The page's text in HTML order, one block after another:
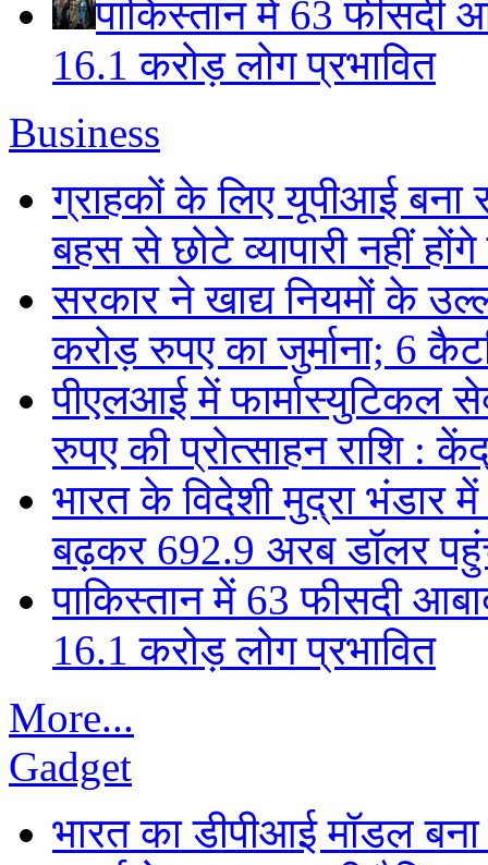
पाकिस्तान में 63 फीसदी
16.1 करोड़ लोग प्रभावित
Business
ग्राहकों के लिए यूपीआई
बहस से छोटे व्यापारी नहीं
सरकार ने खाद्य नियमों के
करोड़ रुपए का जुर्माना; 6
पीएलआई में फार्मास्युटिकल
रुपए की प्रोत्साहन राशि :
भारत के विदेशी मुद्रा भंडार
बढ़कर 692.9 अरब डॉलर
पाकिस्तान में 63 फीसदी
16.1 करोड़ लोग प्रभावित
More...
Gadget
भारत का डीपीआई मॉडल